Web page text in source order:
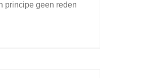
principe geen reden